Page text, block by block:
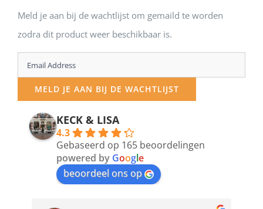
Meld je aan bij de wachtlijst om gemaild te worden
zodra dit product weer beschikbaar is.
Enter
your
email
address
MELD JE AAN BIJ DE WACHTLIJST
KECK & LISA
4.3
Gebaseerd op 165 beoordelingen
powered by Google
beoordeel ons op